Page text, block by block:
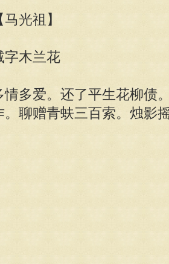
马光祖】
字木兰花
情多爱。还了平生花柳债
。聊赠青蚨三百索。烛影